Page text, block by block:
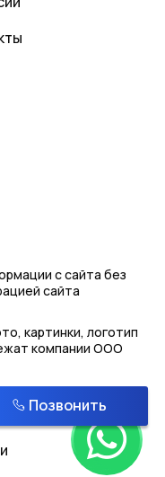
с сайта без
сайта
картинки, логотип
компании ООО
от картинок
Позвонить